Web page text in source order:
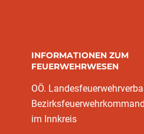
INFORMATIONEN ZUM
FEUERWEHRWESEN
OÖ.
im Innkreis